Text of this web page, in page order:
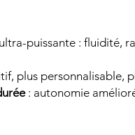
puissante : fluidité,
plus personnalisable,
: autonomie